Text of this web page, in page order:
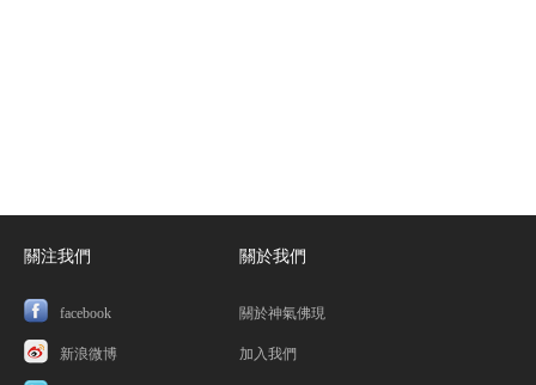
關注我們
facebook
新浪微博
關於我們
關於神氣佛現
加入我們